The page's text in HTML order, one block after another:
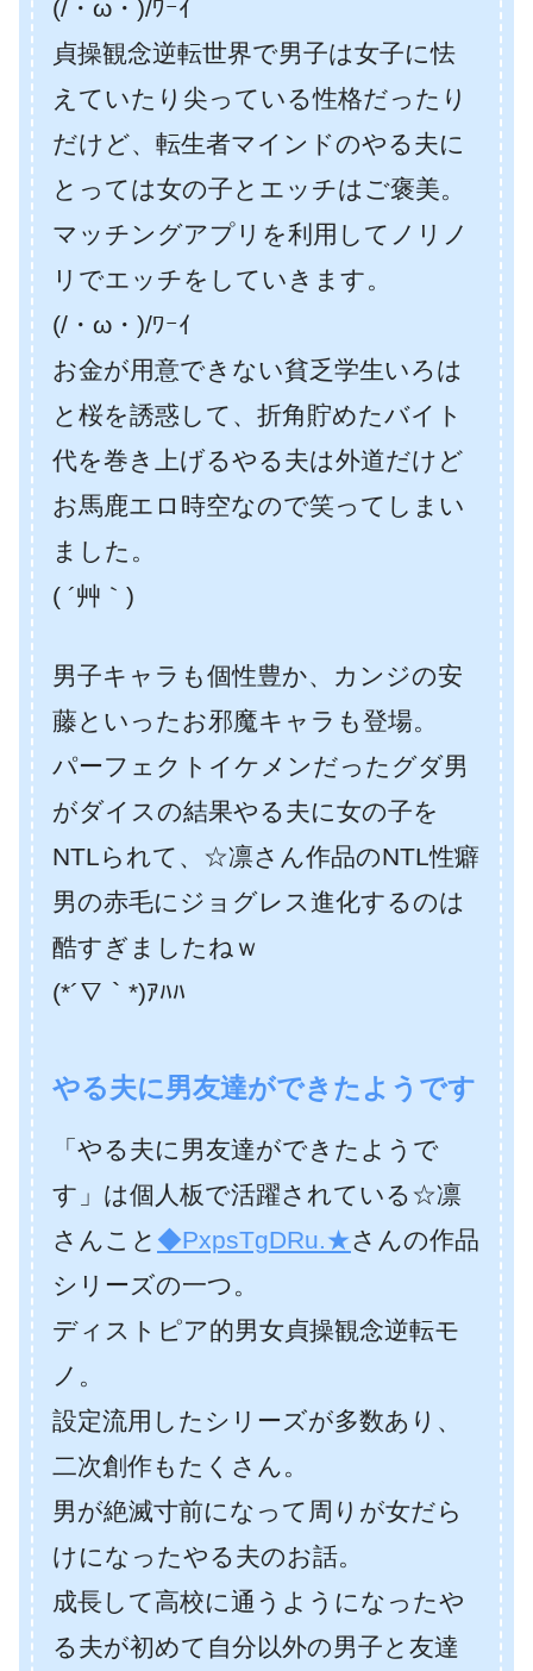
(/・ω・)/ﾜｰｲ
貞操観念逆転世界で男子は女子に怯
えていたり尖っている性格だったり
だけど、転生者マインドのやる夫に
とっては女の子とエッチはご褒美。
マッチングアプリを利用してノリノ
リでエッチをしていきます。
(/・ω・)/ﾜｰｲ
お金が用意できない貧乏学生いろは
と桜を誘惑して、折角貯めたバイト
代を巻き上げるやる夫は外道だけど
お馬鹿エロ時空なので笑ってしまい
ました。
( ´艸｀)
男子キャラも個性豊か、カンジの安
藤といったお邪魔キャラも登場。
パーフェクトイケメンだったグダ男
がダイスの結果やる夫に女の子を
NTLられて、☆凛さん作品のNTL性癖
男の赤毛にジョグレス進化するのは
酷すぎましたねｗ
(*´∇｀*)ｱﾊﾊ
やる夫に男友達ができたようです
「やる夫に男友達ができたようで
す」は個人板で活躍されている☆凛
さんこと ◆PxpsTgDRu.★さんの作品
シリーズの一つ。
ディストピア的男女貞操観念逆転モ
ノ。
設定流用したシリーズが多数あり、
二次創作もたくさん。
男が絶滅寸前になって周りが女だら
けになったやる夫のお話。
成長して高校に通うようになったや
る夫が初めて自分以外の男子と友達